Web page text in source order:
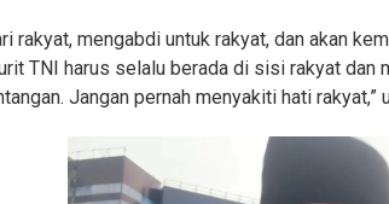
rakyat, mengabdi untuk rakyat, dan akan
TNI harus selalu berada di sisi rakyat dan
Jangan pernah menyakiti hati